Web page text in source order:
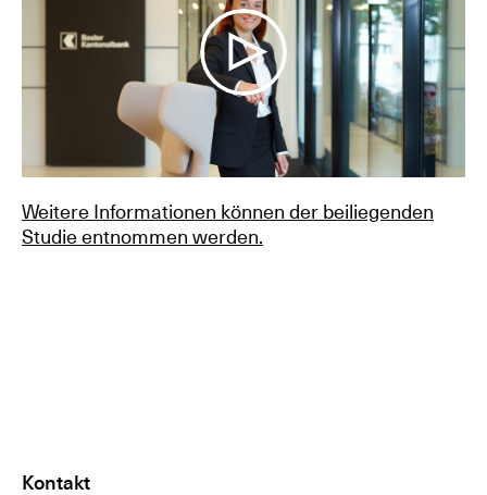
Weitere Informationen können der beiliegenden
Studie entnommen werden.
Kontakt